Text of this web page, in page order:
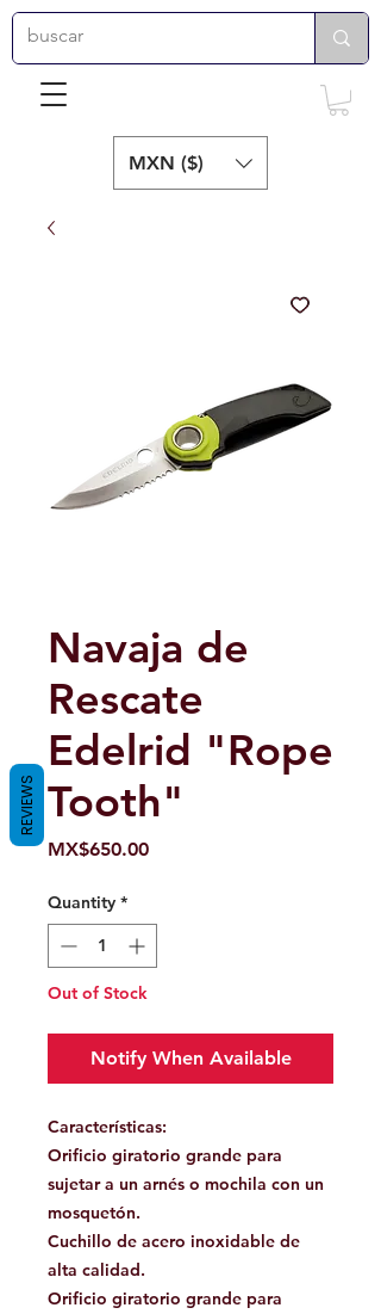
MXN ($)
Navaja de
Rescate
Edelrid "Rope
Tooth"
MX$650.00Price
Quantity *
Out of Stock
Notify When Available
Características:
Orificio giratorio grande para
sujetar a un arnés o mochila con un
mosquetón.
Cuchillo de acero inoxidable de
alta calidad.
Orificio giratorio grande para
REVIEWS